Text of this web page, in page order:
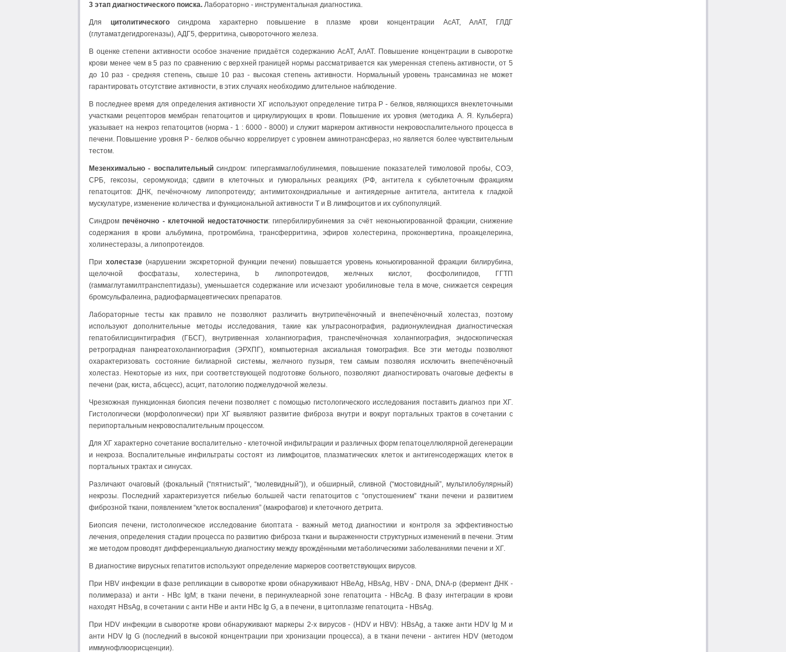
3 этап диагностического поиска. Лабораторно - инструментальная диагностика.
Для цитолитическогосиндрома характерно повышение в плазме крови концентрации АсАТ, АлАТ, ГЛДГ
(глутаматдегидрогеназы), АДГ5, ферритина, сывороточного железа.
В оценке степени активности особое значение придаётся содержанию АсАТ, АлАТ. Повышение концентрации в сыворотке
крови менее чем в 5 раз по сравнению с верхней границей нормы рассматривается как умеренная степень активности, от 5
до 10 раз - средняя степень, свыше 10 раз - высокая степень активности. Нормальный уровень трансаминаз не может
гарантировать отсутствие активности, в этих случаях необходимо длительное наблюдение.
В последнее время для определения активности ХГ используют определение титра Р - белков, являющихся внеклеточными
участками рецепторов мембран гепатоцитов и циркулирующих в крови. Повышение их уровня (методика А. Я. Кульберга)
указывает на некроз гепатоцитов (норма - 1 : 6000 - 8000) и служит маркером активности некровоспалительного процесса в
печени. Повышение уровня Р - белков обычно коррелирует с уровнем аминотрансфераз, но является более чувствительным
тестом.
Мезенхимально - воспалительныйсиндром: гипергаммаглобулинемия, повышение показателей тимоловой пробы, СОЭ,
СРБ, гексозы, серомукоида; сдвиги в клеточных и гуморальных реакциях (РФ, антитела к субклеточным фракциям
гепатоцитов: ДНК, печёночному липопротеиду; антимитохондриальные и антиядерные антитела, антитела к гладкой
мускулатуре, изменение количества и функциональной активности Т и В лимфоцитов и их субпопуляций.
Синдромпечёночно - клеточной недостаточности: гипербилирубинемия за счёт неконьюгированной фракции, снижение
содержания в крови альбумина, протромбина, трансферритина, эфиров холестерина, проконвертина, проакцелерина,
холинестеразы, a липопротеидов.
При холестазе (нарушении экскреторной функции печени) повышается уровень коньюгированной фракции билирубина,
щелочной фосфатазы, холестерина, b липопротеидов, желчных кислот, фосфолипидов, ГГТП
(гаммаглутамилтранспептидазы), уменьшается содержание или исчезают уробилиновые тела в моче, снижается секреция
бромсульфалеина, радиофармацевтических препаратов.
Лабораторные тесты как правило не позволяют различить внутрипечёночный и внепечёночный холестаз, поэтому
используют дополнительные методы исследования, такие как ультрасонография, радионуклеидная диагностическая
гепатобилисцинтиграфия (ГБСГ), внутривенная холангиография, транспечёночная холангиография, эндоскопическая
ретроградная панкреатохолангиография (ЭРХПГ), компьютерная аксиальная томография. Все эти методы позволяют
охарактеризовать состояние билиарной системы, желчного пузыря, тем самым позволяя исключить внепечёночный
холестаз. Некоторые из них, при соответствующей подготовке больного, позволяют диагностировать очаговые дефекты в
печени (рак, киста, абсцесс), асцит, патологию поджелудочной железы.
Чрезкожная пункционная биопсия печени позволяет с помощью гистологического исследования поставить диагноз при ХГ.
Гистологически (морфологически) при ХГ выявляют развитие фиброза внутри и вокруг портальных трактов в сочетании с
перипортальным некровоспалительным процессом.
Для ХГ характерно сочетание воспалительно - клеточной инфильтрации и различных форм гепатоцеллюлярной дегенерации
и некроза. Воспалительные инфильтраты состоят из лимфоцитов, плазматических клеток и антигенсодержащих клеток в
портальных трактах и синусах.
Различают очаговый (фокальный (“пятнистый”, “молевидный”)), и обширный, сливной (“мостовидный”, мультилобулярный)
некрозы. Последний характеризуется гибелью большей части гепатоцитов с “опустошением” ткани печени и развитием
фиброзной ткани, появлением “клеток воспаления” (макрофагов) и клеточного детрита.
Биопсия печени, гистологическое исследование биоптата - важный метод диагностики и контроля за эффективностью
лечения, определения стадии процесса по развитию фиброза ткани и выраженности структурных изменений в печени. Этим
же методом проводят дифференциальную диагностику между врождёнными метаболическими заболеваниями печени и ХГ.
В диагностике вирусных гепатитов используют определение маркеров соответствующих вирусов.
При НВV инфекции в фазе репликации в сыворотке крови обнаруживают HBeAg, HBsAg, HBV - DNA, DNA-p (фермент ДНК -
полимераза) и анти - HBc IgM; в ткани печени, в перинуклеарной зоне гепатоцита - HBсAg. В фазу интеграции в крови
находят HBsAg, в сочетании с анти HBe и анти HBс Ig G, а в печени, в цитоплазме гепатоцита - HBsAg.
При HDV инфекции в сыворотке крови обнаруживают маркеры 2-х вирусов - (HDV и HBV): HBsAg, а также анти HDV Ig М и
анти HDV Ig G (последний в высокой концентрации при хронизации процесса), а в ткани печени - антиген HDV (методом
иммунофлюорисценции).